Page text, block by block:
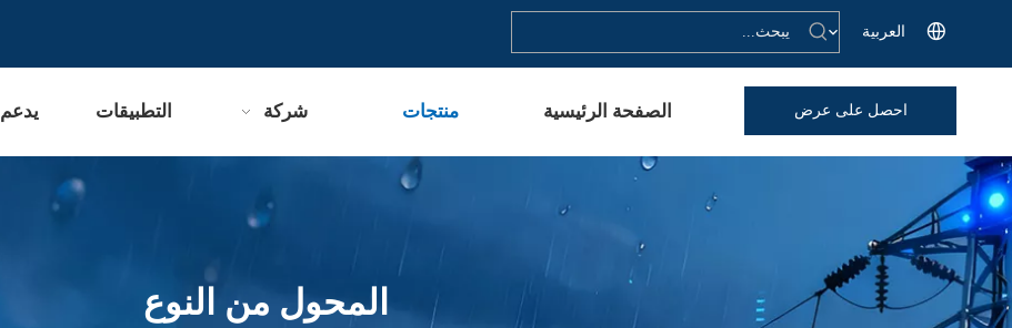
العربية
الصفحة الرئيسية منتجات شركة التطبيقات يدعم احصل على عرض
أسعار
المحول من النوع